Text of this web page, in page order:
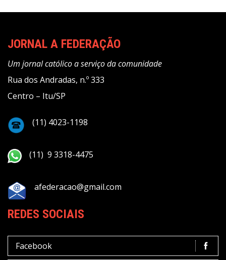
JORNAL A FEDERAÇÃO
Um jornal católico a serviço da comunidade
Rua dos Andradas, n.º 333
Centro – Itu/SP
(11) 4023-1198
(11) 9 3318-4475
afederacao@gmail.com
REDES SOCIAIS
Facebook